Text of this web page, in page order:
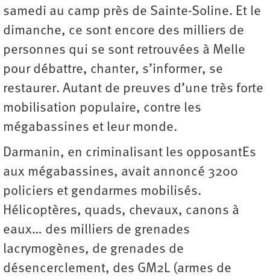
samedi au camp près de Sainte-Soline. Et le
dimanche, ce sont encore des milliers de
personnes qui se sont retrouvées à Melle
pour débattre, chanter, s’informer, se
restaurer. Autant de preuves d’une très forte
mobilisation populaire, contre les
mégabassines et leur monde.
Darmanin, en criminalisant les opposantEs
aux mégabassines, avait annoncé 3200
policiers et gendarmes mobilisés.
Hélicoptères, quads, chevaux, canons à
eaux… des milliers de grenades
lacrymogènes, de grenades de
désencerclement, des GM2L (armes de